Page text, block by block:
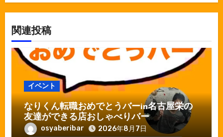
関連投稿
イベント
なりくん転職おめでとうバーin名古屋栄の
友達ができる店おしゃべりバー
osyaberibar 2026年8月7日